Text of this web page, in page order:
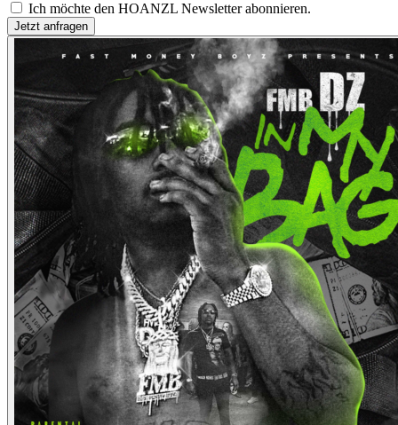
Ich möchte den HOANZL Newsletter abonnieren.